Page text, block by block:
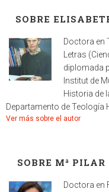
SOBRE
Doctora en
Letras
diplomada
Institut de
Historia de
Departamento de Teología
Ver más sobre el autor
SOBRE Mª
Doctora en